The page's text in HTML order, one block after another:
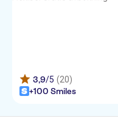
3,9/5 (20)
+100 Smiles